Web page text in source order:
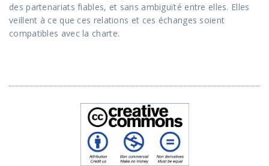
des partenariats fiables, et sans ambiguïté entre elles. Elles
veillent à ce que ces relations et ces échanges soient
compatibles avec la charte.